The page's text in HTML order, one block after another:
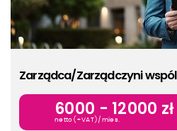
Zarządca/Zarządczyni
6000 - 12000 zł
netto(+VAT)/mies.